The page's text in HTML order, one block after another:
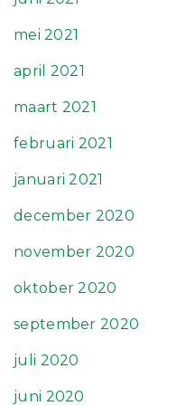
mei 2021
april 2021
maart 2021
februari 2021
januari 2021
december 2020
november 2020
oktober 2020
september 2020
juli 2020
juni 2020